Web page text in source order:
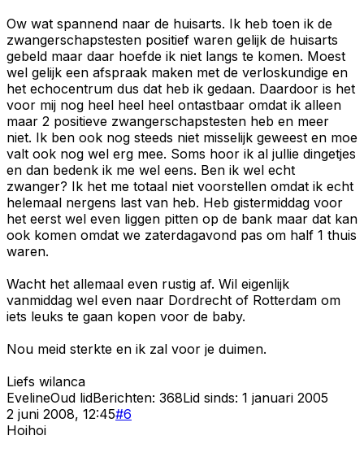
Ow wat spannend naar de huisarts. Ik heb toen ik de
zwangerschapstesten positief waren gelijk de huisarts
gebeld maar daar hoefde ik niet langs te komen. Moest
wel gelijk een afspraak maken met de verloskundige en
het echocentrum dus dat heb ik gedaan. Daardoor is het
voor mij nog heel heel heel ontastbaar omdat ik alleen
maar 2 positieve zwangerschapstesten heb en meer
niet. Ik ben ook nog steeds niet misselijk geweest en moe
valt ook nog wel erg mee. Soms hoor ik al jullie dingetjes
en dan bedenk ik me wel eens. Ben ik wel echt
zwanger? Ik het me totaal niet voorstellen omdat ik echt
helemaal nergens last van heb. Heb gistermiddag voor
het eerst wel even liggen pitten op de bank maar dat kan
ook komen omdat we zaterdagavond pas om half 1 thuis
waren.
Wacht het allemaal even rustig af. Wil eigenlijk
vanmiddag wel even naar Dordrecht of Rotterdam om
iets leuks te gaan kopen voor de baby.
Nou meid sterkte en ik zal voor je duimen.
Liefs wilanca
EvelineOud lidBerichten: 368Lid sinds: 1 januari 2005
2 juni 2008, 12:45#6
Hoihoi